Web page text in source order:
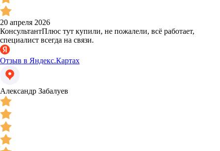
20 апреля 2026
КонсультантПлюс тут купили, не пожалели, всё работает,
специалист всегда на связи.
Отзыв в Яндекс.Картах
Александр Забалуев